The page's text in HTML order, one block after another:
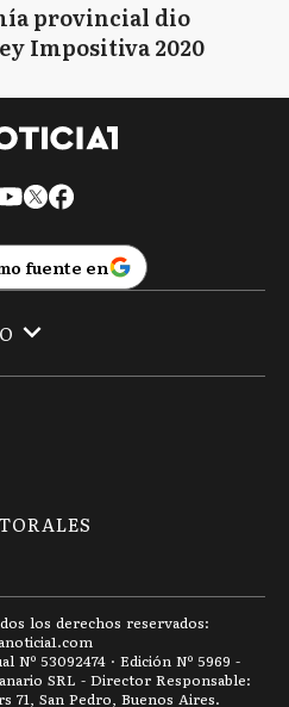
provincial dio
Impositiva 2020
fuente en
los derechos reservados:
53092474 · Edición Nº 5969 -
SRL - Director Responsable:
71, San Pedro, Buenos Aires.